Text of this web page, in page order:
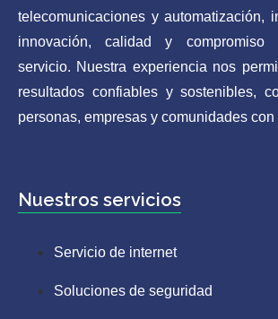
telecomunicaciones y automatización,
innovación, calidad y compromiso
servicio. Nuestra experiencia nos
resultados confiables y sostenibles,
personas, empresas y comunidades con
Nuestros servicios
Servicio de internet
Soluciones de seguridad